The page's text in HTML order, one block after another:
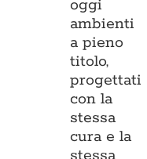
oggi
ambienti
a pieno
titolo,
progettati
con la
stessa
cura e la